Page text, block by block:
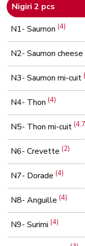
Nigiri 2 pcs
N1- Saumon(4)
N2- Saumon cheese
N3- Saumon mi-cuit
N4- Thon(4)
N5- Thon mi-cuit
N6- Crevette(2)
N7- Dorade(4)
N8- Anguille(4)
N9- Surimi(4)